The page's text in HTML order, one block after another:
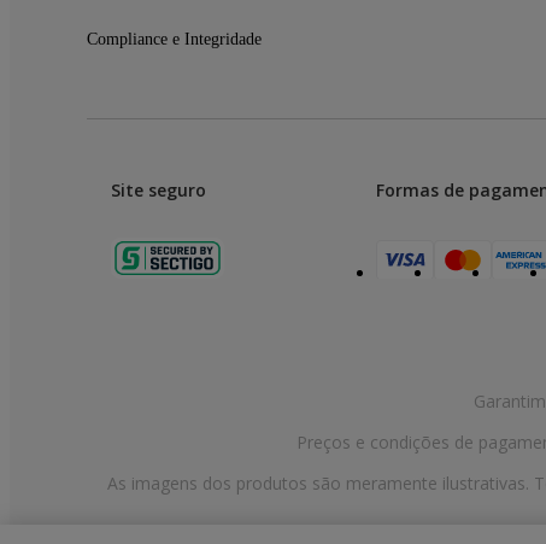
Compliance e Integridade
Site seguro Formas de
Preços e condições de
As imagens dos produtos são meramente ilustrativas.